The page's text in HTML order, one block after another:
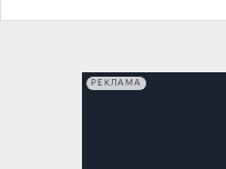
РЕКЛАМА